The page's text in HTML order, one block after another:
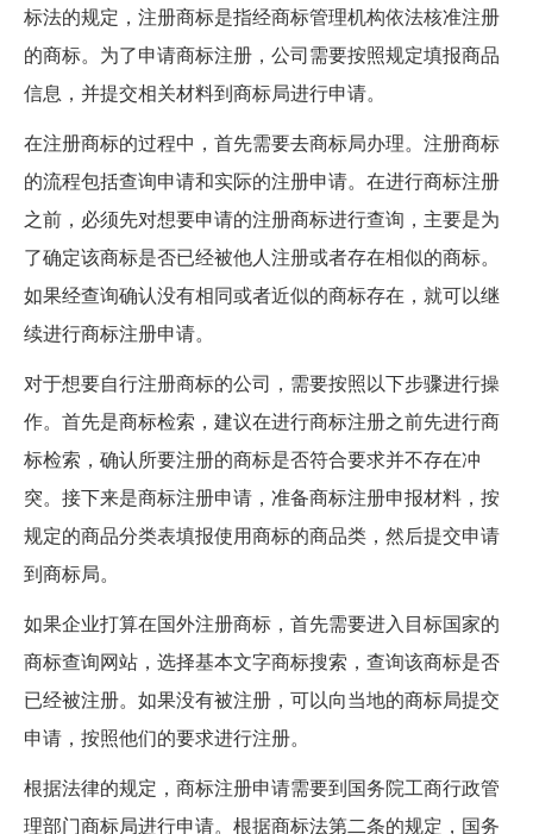
标法的规定，注册商标是指经商标管理机构依法核准注册
的商标。为了申请商标注册，公司需要按照规定填报商品
信息，并提交相关材料到商标局进行申请。
在注册商标的过程中，首先需要去商标局办理。注册商标
的流程包括查询申请和实际的注册申请。在进行商标注册
之前，必须先对想要申请的注册商标进行查询，主要是为
了确定该商标是否已经被他人注册或者存在相似的商标。
如果经查询确认没有相同或者近似的商标存在，就可以继
续进行商标注册申请。
对于想要自行注册商标的公司，需要按照以下步骤进行操
作。首先是商标检索，建议在进行商标注册之前先进行商
标检索，确认所要注册的商标是否符合要求并不存在冲
突。接下来是商标注册申请，准备商标注册申报材料，按
规定的商品分类表填报使用商标的商品类，然后提交申请
到商标局。
如果企业打算在国外注册商标，首先需要进入目标国家的
商标查询网站，选择基本文字商标搜索，查询该商标是否
已经被注册。如果没有被注册，可以向当地的商标局提交
申请，按照他们的要求进行注册。
根据法律的规定，商标注册申请需要到国务院工商行政管
理部门商标局进行申请。根据商标法第二条的规定，国务